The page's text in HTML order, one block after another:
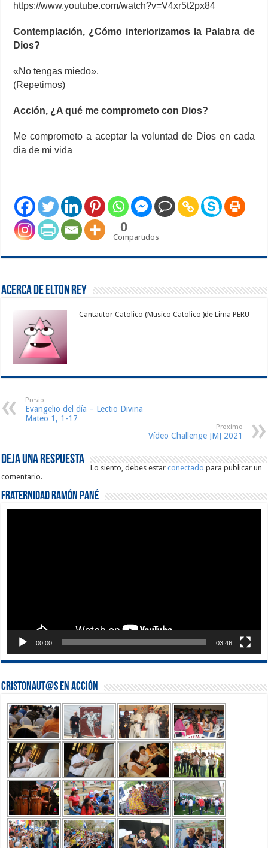
https://www.youtube.com/watch?v=V4xr5t2px84
Contemplación, ¿Cómo interiorizamos la Palabra de
Dios?
«No tengas miedo».
(Repetimos)
Acción, ¿A qué me comprometo con Dios?
Me comprometo a aceptar la voluntad de Dios en cada
dia de mi vida
0
Compartidos
Acerca de Elton Rey
Cantautor Catolico (Musico Catolico )de Lima PERU
Previo
Evangelio del día – Lectio Divina
Mateo 1, 1-17
Proximo
Vídeo Challenge JMJ 2021
Deja una respuesta
Lo siento, debes estarconectado para publicar un
comentario.
Fraternidad Ramón Pané
00:00 03:46
Cristonaut@s en Acción